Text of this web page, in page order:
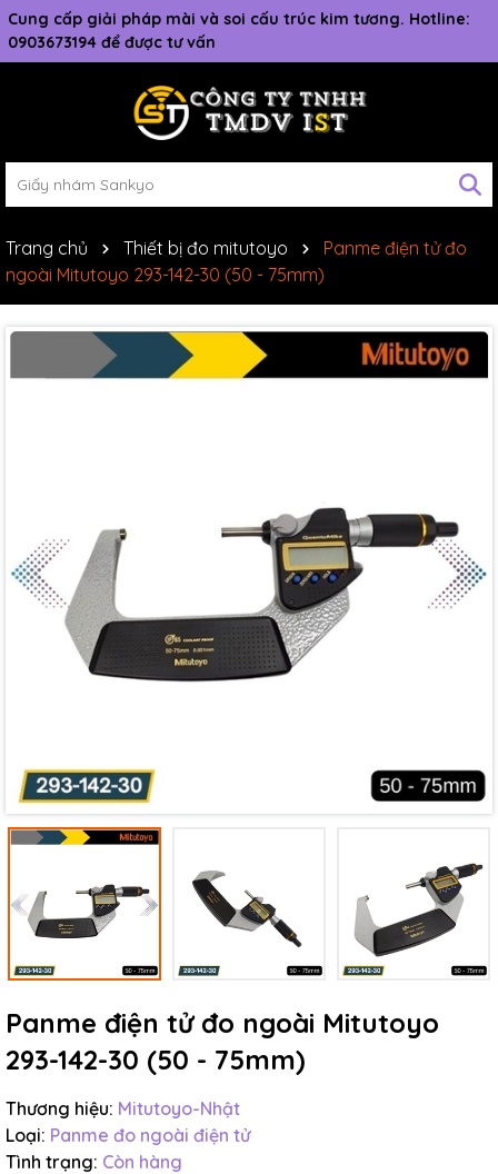
Cung cấp giải pháp mài và soi cấu trúc kim tương. Hotline:
0903673194 để được tư vấn
Trang chủ Thiết bị đo mitutoyo
Panme điện tử đo
ngoài Mitutoyo 293-142-30 (50 - 75mm)
Panme điện tử đo ngoài Mitutoyo
293-142-30 (50 - 75mm)
Thương hiệu: Mitutoyo-Nhật
Loại: Panme đo ngoài điện tử
Tình trạng: Còn hàng
Ngày hết hạn: